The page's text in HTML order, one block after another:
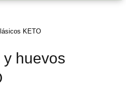
KETO
y huevos